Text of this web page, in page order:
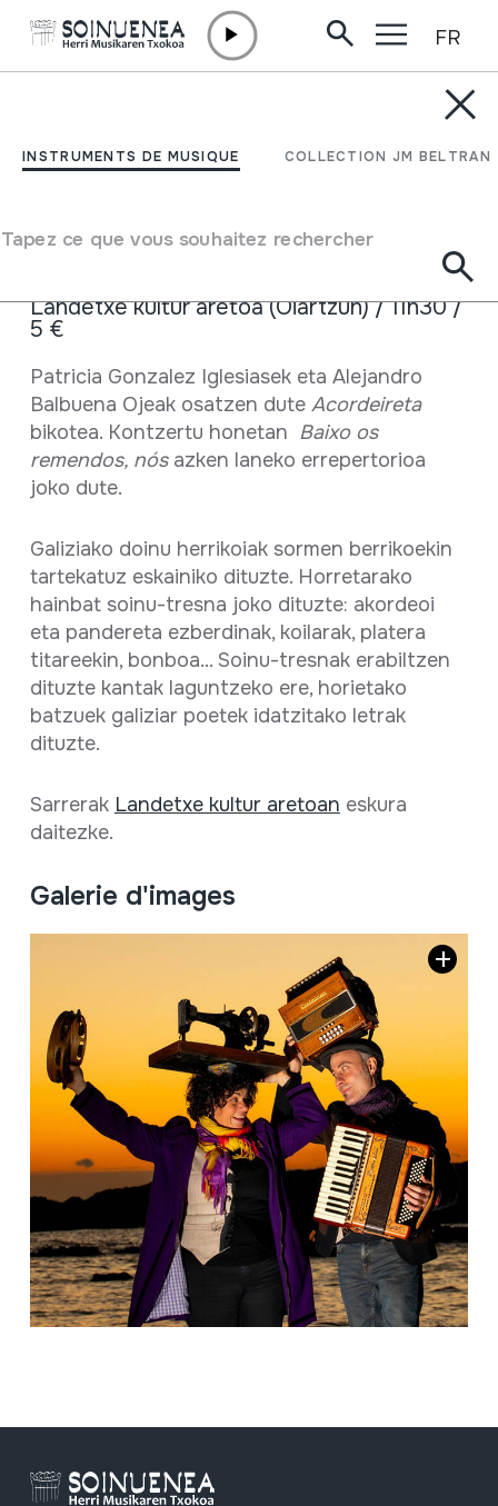
INSTRUMENTS DE MUSIQUE COLLECTION JM BELTRAN
Tapez ce que vous souhaitez rechercher
FR
Galiziako akordeoiarekin,
27 Décembre 2025 - 27 Décembre 2025
Landetxe kultur aretoa (Oiartzun) / 11h30 /
5 €
Fiche complète
Patricia Gonzalez Iglesiasek eta Alejandro
Balbuena Ojeak osatzen dute Acordeireta
bikotea. Kontzertu honetan Baixo os
remendos, nósazken laneko errepertorioa
joko dute.
Galiziako doinu herrikoiak sormen berrikoekin
tartekatuz eskainiko dituzte. Horretarako
hainbat soinu-tresna joko dituzte: akordeoi
eta pandereta ezberdinak, koilarak, platera
titareekin, bonboa... Soinu-tresnak erabiltzen
dituzte kantak laguntzeko ere, horietako
batzuek galiziar poetek idatzitako letrak
dituzte.
Sarrerak Landetxe kultur aretoan eskura
daitezke.
Galerie d'images